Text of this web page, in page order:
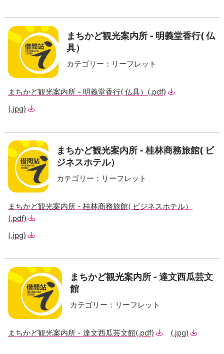
まちかど観光案内所 - 明義堂香行( 仏
具）
カテゴリー ： リーフレット
まちかど観光案内所 - 明義堂香行( 仏具） (.pdf)
(.jpg)
まちかど観光案内所 - 桂林商務旅館( ビ
ジネスホテル）
カテゴリー ： リーフレット
まちかど観光案内所 - 桂林商務旅館( ビジネスホテル）
(.pdf)
(.jpg)
まちかど観光案内所 - 達文西瓜芸文
館
カテゴリー ： リーフレット
まちかど観光案内所 - 達文西瓜芸文館(.pdf) (.jpg)